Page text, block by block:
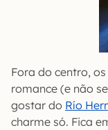
Fora do centro,
romance (e não
gostar do Río
charme só. Fica